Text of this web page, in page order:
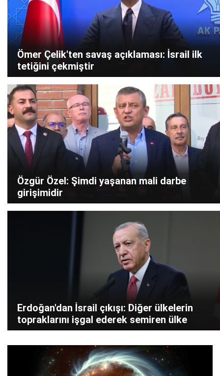
Ömer Çelik'ten savaş açıklaması: İsrail ilk
tetiğini çekmiştir
Özgür Özel: Şimdi yaşanan mali darbe
girişimidir
Erdoğan'dan İsrail çıkışı: Diğer ülkelerin
topraklarını işgal ederek semiren ülke